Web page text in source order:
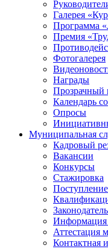
Галерея
Программа
Премия
Фотогалерея
Награды
Прозрачный
Календарь
Опросы
Муниципальная
Кадровый
Вакансии
Конкурсы
Стажировка
Информация
Аттестация
Контактная